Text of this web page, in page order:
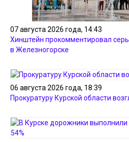
07 августа 2026 года, 14:43
Хинштейн прокомментировал
в Железногорске
06 августа 2026 года, 18:39
Прокуратуру Курской области